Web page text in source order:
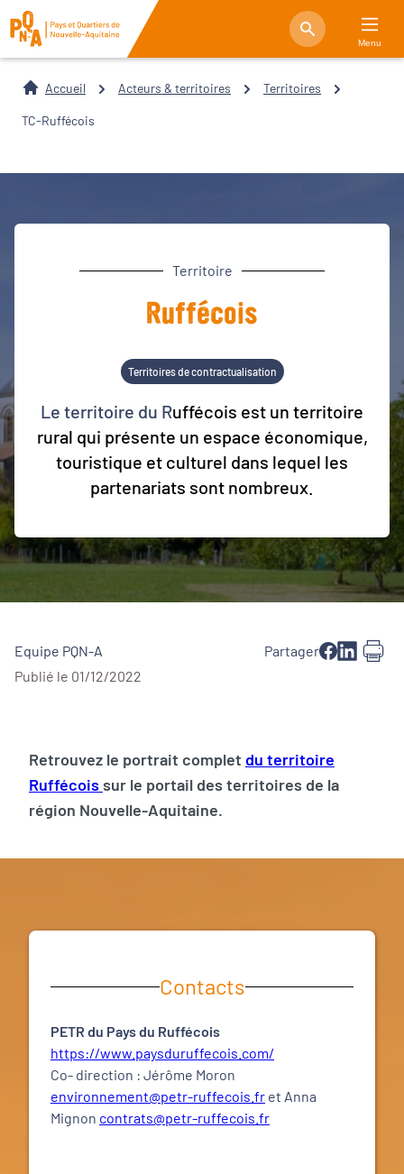
Menu
Accueil Acteurs & territoires Territoires
TC-Ruffécois
Territoire
Ruffécois
Territoires de contractualisation
Le territoire du Ruffécois est un territoire
rural qui présente un espace économique,
touristique et culturel dans lequel les
partenariats sont nombreux.
Equipe PQN-A
Publié le 01/12/2022
Partager
Retrouvez le portrait complet du territoire
Ruffécoissur le portail des territoires de la
région Nouvelle-Aquitaine.
Contacts
PETR du Pays du Ruffécois
https://www.paysduruffecois.com/
Co- direction : Jérôme Moron
environnement@petr-ruffecois.fr et Anna
Mignon contrats@petr-ruffecois.fr